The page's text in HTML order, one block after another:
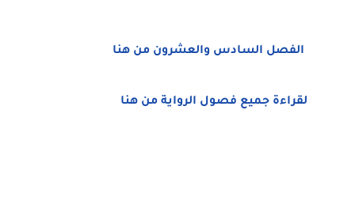
الفصل السادس والعشرون من هنا
لقراءة جميع فصول الرواية من هنا